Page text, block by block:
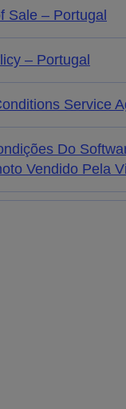
Sale – Portugal
– Portugal
Service
Do
Vendido Pela